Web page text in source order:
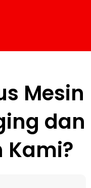
Mesin
dan
Kami?